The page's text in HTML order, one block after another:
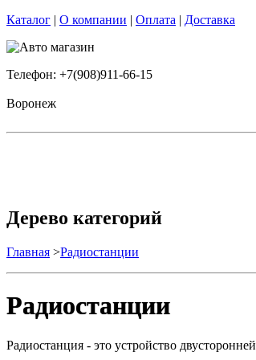
Каталог | О компании | Оплата | Доставка
Телефон: +7(908)911-66-15
Воронеж
Дерево категорий
Главная >Радиостанции
Радиостанции
Радиостанция - это устройство